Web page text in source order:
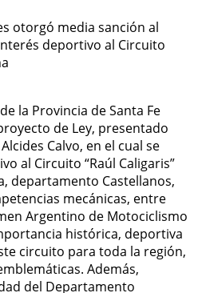
la Provincia de Santa Fe
de Ley, presentado
Calvo, en el cual se
al Circuito “Raúl Caligaris”
departamento Castellanos,
mecánicas, entre
Argentino de Motociclismo
histórica, deportiva
circuito para toda la región,
Además,
del Departamento